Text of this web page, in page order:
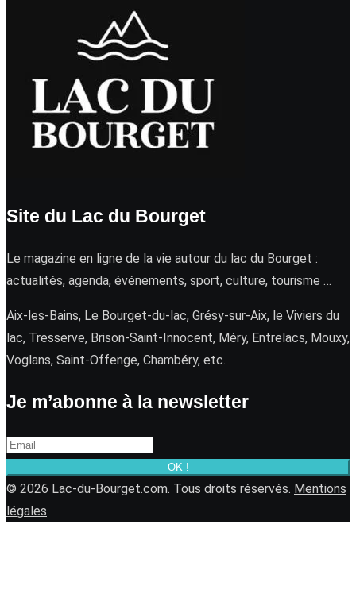
Site du Lac du Bourget
Le magazine en ligne de la vie autour du lac du Bourget :
actualités, agenda, événements, sport, culture, tourisme …
Aix-les-Bains, Le Bourget-du-lac, Grésy-sur-Aix, le Viviers du
lac, Tresserve, Brison-Saint-Innocent, Méry, Entrelacs, Mouxy,
Voglans, Saint-Offenge, Chambéry, etc.
Je m’abonne à la newsletter
OK !
© 2026 Lac-du-Bourget.com. Tous droits réservés. Mentions
légales